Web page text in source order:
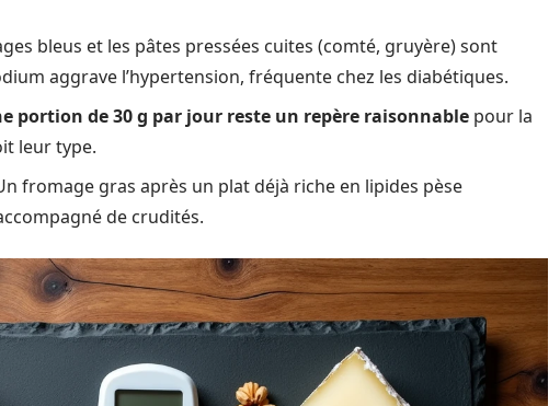
bleus et les pâtes pressées cuites (comté, gruyère) sont
aggrave l’hypertension, fréquente chez les diabétiques.
portion de 30 g par jour reste un repère raisonnable pour la
leur type.
fromage gras après un plat déjà riche en lipides pèse
de crudités.